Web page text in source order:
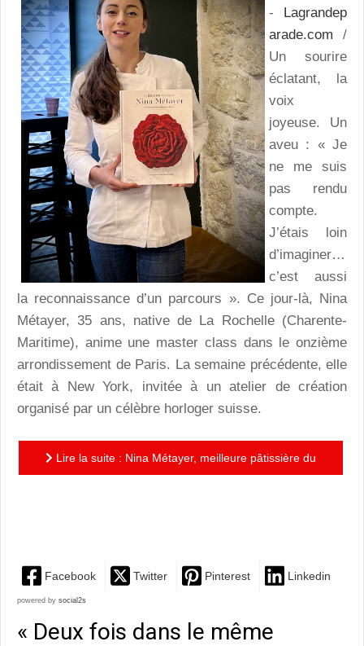
-
Lagrandep
arade.com /
Un sourire
éclatant, la
voix
joyeuse. Un
aveu : « Je
ne me suis
pas rendu
compte.
J’étais loin
d’imaginer…
c’est aussi
la reconnaissance d’un parcours ». Ce jour-là, Nina
Métayer, 35 ans, native de La Rochelle (Charente-
Maritime), anime une master class dans le onzième
arrondissement de Paris. La semaine précédente, elle
était à New York, invitée à un atelier de création
organisé par un célèbre horloger suisse.
Lire la suite : Nina Métayer, meilleure pâtissière du
Facebook Twitter Pinterest Linkedin
powered by social2s
« Deux fois dans le même